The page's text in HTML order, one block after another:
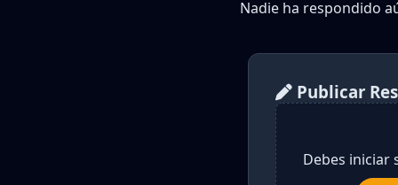
Nadie ha respondido
Publicar
Debes iniciar